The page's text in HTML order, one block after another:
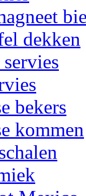
dekken
bekers
kommen